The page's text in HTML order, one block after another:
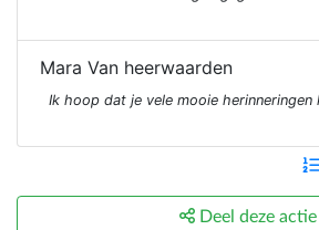
Mara Van heerwaarden
Ik hoop dat je vele mooie herinneringen
Deel deze actie